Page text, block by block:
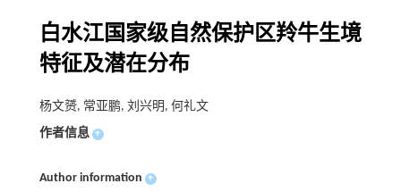
白水江国家级自然保护区羚牛生境
特征及潜在分布
杨文赟, 常亚鹏, 刘兴明, 何礼文
作者信息 +
Author information +